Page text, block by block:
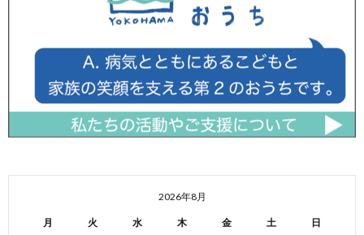
2026年8月
月 火 水 木 金 土 日